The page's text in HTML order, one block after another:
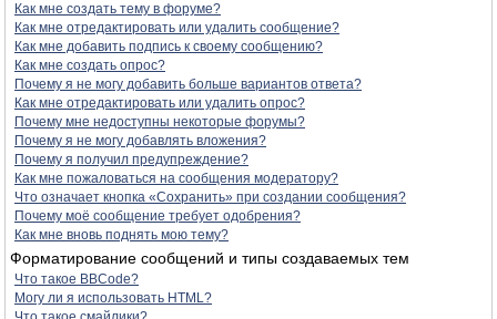
Как мне создать тему в форуме?
Как мне отредактировать или удалить сообщение?
Как мне добавить подпись к своему сообщению?
Как мне создать опрос?
Почему я не могу добавить больше вариантов ответа?
Как мне отредактировать или удалить опрос?
Почему мне недоступны некоторые форумы?
Почему я не могу добавлять вложения?
Почему я получил предупреждение?
Как мне пожаловаться на сообщения модератору?
Что означает кнопка «Сохранить» при создании сообщения?
Почему моё сообщение требует одобрения?
Как мне вновь поднять мою тему?
Форматирование сообщений и типы создаваемых тем
Что такое BBCode?
Могу ли я использовать HTML?